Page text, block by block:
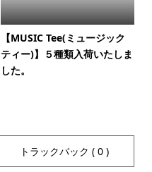
【MUSIC Tee(ミュージック
ティー)】５種類入荷いたしま
した。
トラックバック ( 0 )